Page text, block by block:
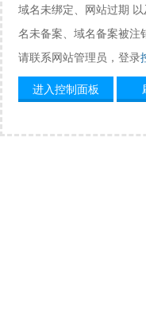
域名未绑定、网站过期
名未备案、域名备案被注
请联系网站管理员，登录
进入控制面板